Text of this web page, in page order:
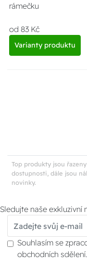
rámečku
od 83 Kč
Varianty produktu
Top produkty jsou
dostupnosti, dále jsou
novinky.
Sledujte naše exkluzivní
Souhlasím se
obchodních sdělení.